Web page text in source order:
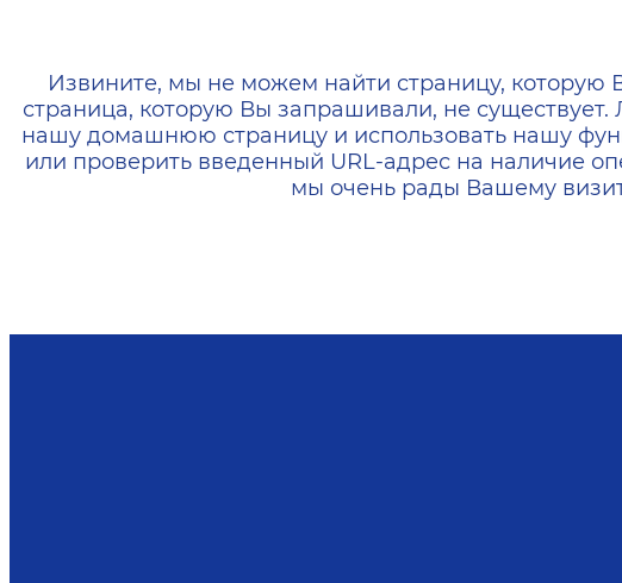
404 — Страница не найдена
Извините, мы не можем найти страницу,
страница, которую Вы запрашивали, не существует.
нашу домашнюю страницу и использовать нашу
или проверить введенный URL-адрес на наличие
мы очень рады Вашему